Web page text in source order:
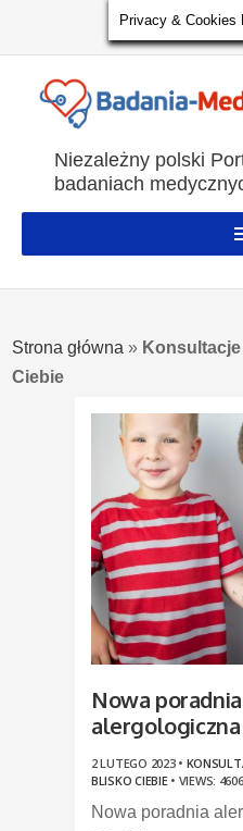
Niezależny polski
badaniach
Strona główna »
Ciebie
Nowa poradnia
2 LUTEGO 2023 •
BLISKO CIEBIE• VIEWS: 4606
Nowa poradnia
Privacy & Cookies